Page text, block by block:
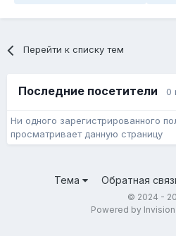
Перейти к списку тем
Последние посетители 0
Ни одного зарегистрированного
просматривает данную страницу
Тема Обратная
© 2024 -
Powered by